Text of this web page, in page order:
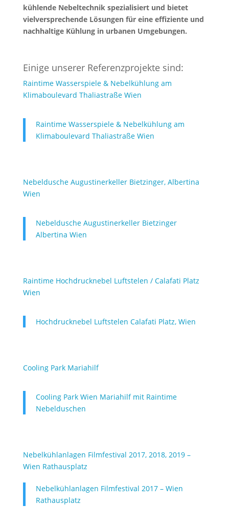
kühlende Nebeltechnik spezialisiert und bietet
vielversprechende Lösungen für eine effiziente und
nachhaltige Kühlung in urbanen Umgebungen.
Einige unserer Referenzprojekte sind:
Raintime Wasserspiele & Nebelkühlung am
Klimaboulevard Thaliastraße Wien
Raintime Wasserspiele & Nebelkühlung am
Klimaboulevard Thaliastraße Wien
Nebeldusche Augustinerkeller Bietzinger, Albertina
Wien
Nebeldusche Augustinerkeller Bietzinger
Albertina Wien
Raintime Hochdrucknebel Luftstelen / Calafati Platz
Wien
Hochdrucknebel Luftstelen Calafati Platz, Wien
Cooling Park Mariahilf
Cooling Park Wien Mariahilf mit Raintime
Nebelduschen
Nebelkühlanlagen Filmfestival 2017, 2018, 2019 –
Wien Rathausplatz
Nebelkühlanlagen Filmfestival 2017 – Wien
Rathausplatz